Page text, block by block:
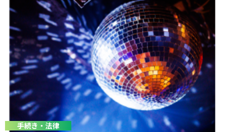
手続き・法律